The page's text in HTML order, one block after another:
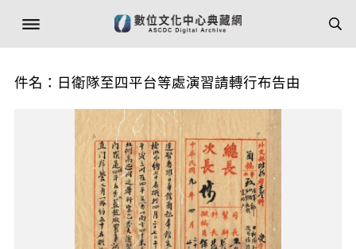
件名：日衛隊至四平台等處演習請轉行布告由